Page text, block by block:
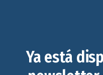
Ya está